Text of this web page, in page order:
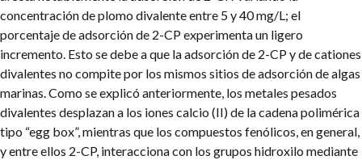
concentración de plomo divalente entre 5 y 40 mg/L; el
porcentaje de adsorción de 2-CP experimenta un ligero
incremento. Esto se debe a que la adsorción de 2-CP y de cationes
divalentes no compite por los mismos sitios de adsorción de algas
marinas.Como se explicó anteriormente, los metales pesados
divalentes desplazan a los iones calcio (II) de la cadena polimérica
tipo “egg box”, mientras que los compuestos fenólicos, en general,
y entre ellos 2-CP, interacciona con los grupos hidroxilo mediante